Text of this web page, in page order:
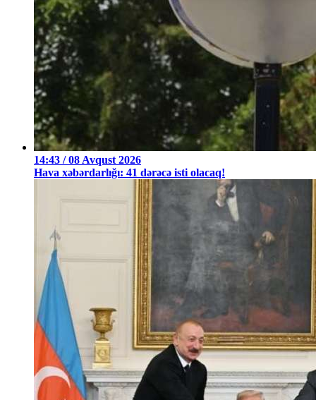
14:43 / 08 Avqust 2026
Hava xəbərdarlığı: 41 dərəcə isti olacaq!